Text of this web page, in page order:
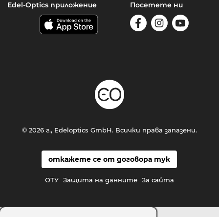
Edel-Optics приложение Посетете ни
откажете се от договора тук
ОТУ Защита на данните За сайта
© 2026 г., Edeloptics GmbH. Всички права запазени.